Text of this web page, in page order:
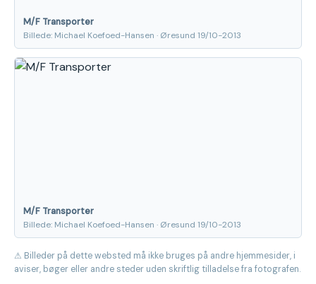
M/F Transporter
Billede: Michael Koefoed-Hansen · Øresund 19/10-2013
M/F Transporter
Billede: Michael Koefoed-Hansen · Øresund 19/10-2013
⚠ Billeder på dette websted må ikke bruges på andre hjemmesider, i
aviser, bøger eller andre steder uden skriftlig tilladelse fra fotografen.